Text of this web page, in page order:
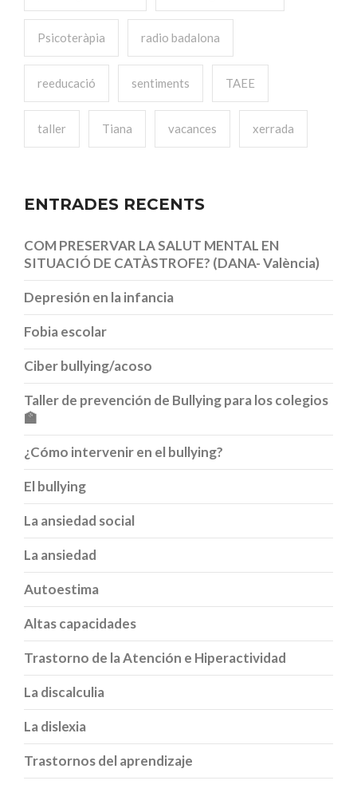
Psicoteràpia radio badalona
reeducació sentiments TAEE
taller Tiana vacances xerrada
ENTRADES RECENTS
COM PRESERVAR LA SALUT MENTAL EN
SITUACIÓ DE CATÀSTROFE? (DANA- València)
Depresión en la infancia
Fobia escolar
Ciber bullying/acoso
Taller de prevención de Bullying para los colegios
🏫
¿Cómo intervenir en el bullying?
El bullying
La ansiedad social
La ansiedad
Autoestima
Altas capacidades
Trastorno de la Atención e Hiperactividad
La discalculia
La dislexia
Trastornos del aprendizaje